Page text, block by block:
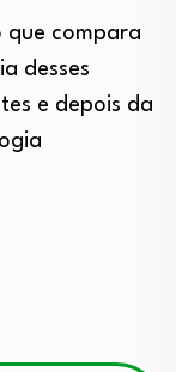
que compara
desses
e depois da